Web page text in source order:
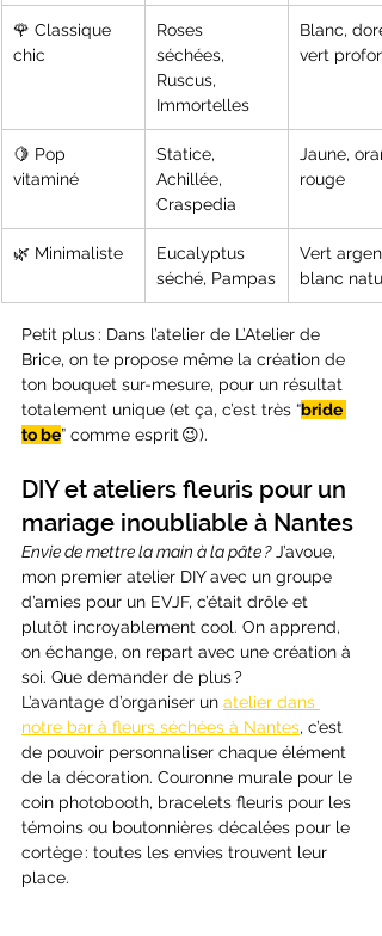
🌹 Classique
chic
Roses
séchées,
Ruscus,
Immortelles
Blanc,
vert
🍋 Pop
vitaminé
Statice,
Achillée,
Craspedia
Jaune,
rouge
🌿 Minimaliste
Eucalyptus
séché, Pampas
Vert
blanc
Petit plus : Dans l’atelier de L’Atelier de
Brice, on te propose même la création de
ton bouquet sur-mesure, pour un résultat
totalement unique (et ça, c’est très “bride
to be” comme esprit 😉).
DIY et ateliers fleuris pour un
mariage inoubliable à Nantes
Envie de mettre la main à la pâte ? J’avoue,
mon premier atelier DIY avec un groupe
d’amies pour un EVJF, c’était drôle et
plutôt incroyablement cool. On apprend,
on échange, on repart avec une création à
soi. Que demander de plus ?
L’avantage d’organiser un atelier dans
notre bar à fleurs séchées à Nantes, c’est
de pouvoir personnaliser chaque élément
de la décoration. Couronne murale pour le
coin photobooth, bracelets fleuris pour les
témoins ou boutonnières décalées pour le
cortège : toutes les envies trouvent leur
place.